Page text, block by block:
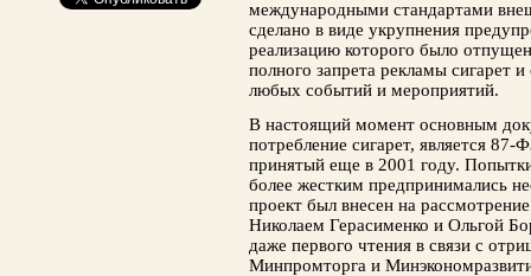
международными стандартами
сделано в виде укрупнения
реализацию которого было
полного запрета рекламы сигарет
любых событий и мероприятий.
В настоящий момент основным
потребление сигарет, является
принятый еще в 2001 году. Попытки
более жестким предпринимались
проект был внесен на
Николаем Герасименко и Ольгой
даже первого чтения в связи с
Минпромторга и